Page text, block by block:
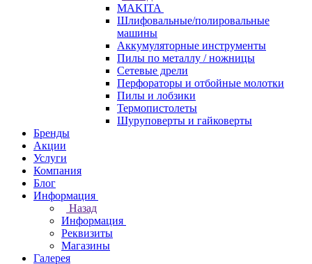
МAKITA
Шлифовальные/полировальные
машины
Аккумуляторные инструменты
Пилы по металлу / ножницы
Сетевые дрели
Перфораторы и отбойные молотки
Пилы и лобзики
Термопистолеты
Шуруповерты и гайковерты
Бренды
Акции
Услуги
Компания
Блог
Информация
Назад
Информация
Реквизиты
Магазины
Галерея